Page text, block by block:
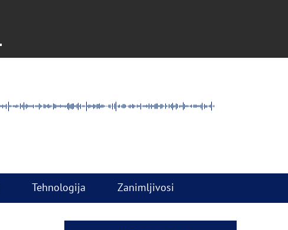
Tehnologija Zanimljivosi